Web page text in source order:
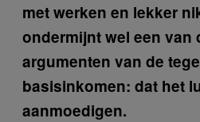
met werken en lekker
ondermijnt wel een van
argumenten van de
basisinkomen: dat het
aanmoedigen.